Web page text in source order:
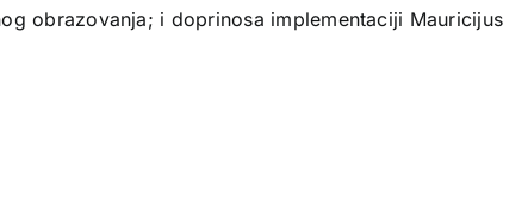
obrazovanja; i doprinosa implementaciji Mauricijus